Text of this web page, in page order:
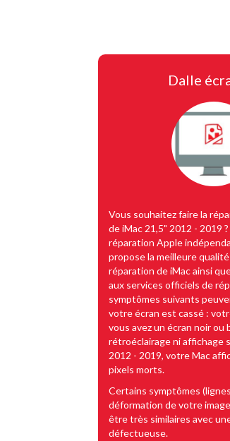
Dalle
Vous souhaitez faire la
de iMac 21,5" 2012 - 2019
réparation Apple
propose la meilleure
réparation de iMac ainsi
aux services officiels de
symptômes suivants
votre écran est cassé :
vous avez un écran noir ou
rétroéclairage ni affichage
2012 - 2019, votre Mac
pixels morts.
Certains symptômes
déformation de votre
être très similaires avec
défectueuse.